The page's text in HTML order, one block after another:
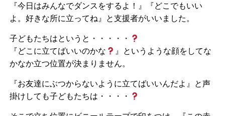
『今日はみんなでダンスをするよ！』『どこでもいい
よ。好きな所に立ってね』と支援者がいいました。
子どもたちはというと・・・・・
『どこに立てばいいのかな
』というような顔をしてな
かなか立つ位置が決まりません。
『お友達にぶつからないように立てばいいんだよ』と声
掛けしても子どもたちは・・・・